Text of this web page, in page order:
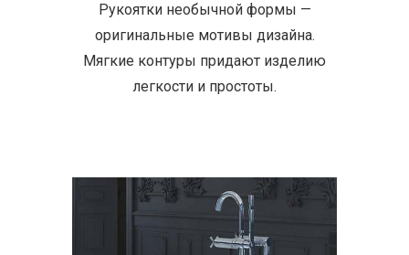
Рукоятки необычной формы —
оригинальные мотивы дизайна.
Мягкие контуры придают изделию
легкости и простоты.